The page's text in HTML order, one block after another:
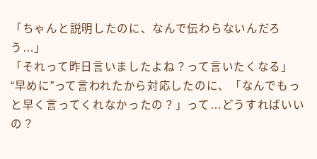
「ちゃんと説明したのに、なんで伝わらないんだろ
う…」
「それって昨日言いましたよね？って言いたくなる」
“早めに”って言われたから対応したのに、「なんでもっ
と早く言ってくれなかったの？」って…どうすればいい
の？